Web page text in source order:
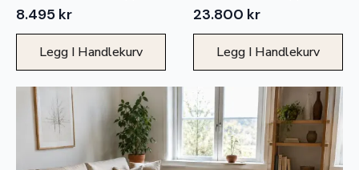
8.495 kr
Legg I Handlekurv
23.800 kr
Legg I Handlekurv